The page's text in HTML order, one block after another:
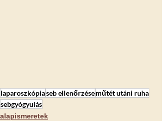
laparoszkópiaseb ellenőrzéseműtét utáni ruha
sebgyógyulás
alapismeretek